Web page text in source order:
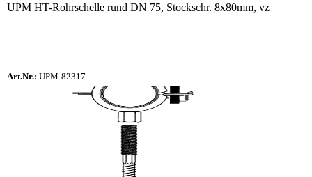
UPM HT-Rohrschelle rund DN 75, Stockschr. 8x80mm, vz
Art.Nr.: UPM-82317